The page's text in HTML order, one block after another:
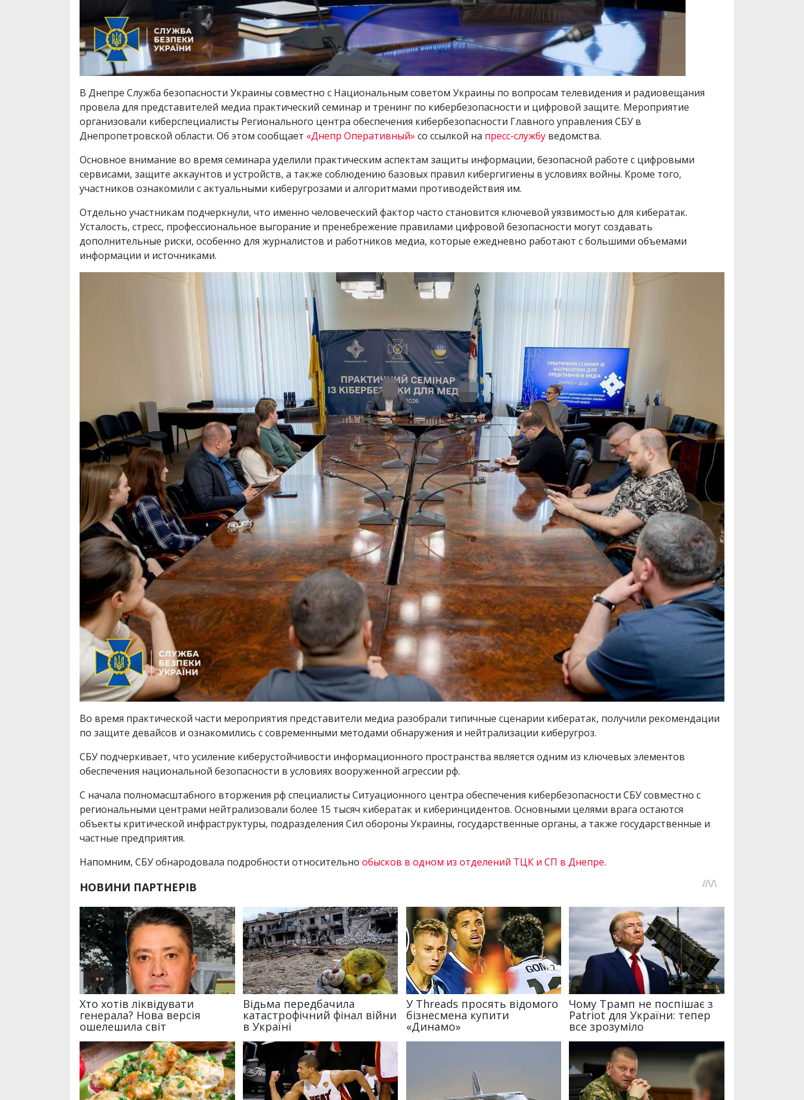
В Днепре Служба безопасности Украины совместно с Национальным советом Украины по вопросам телевидения и радиовещания
провела для представителей медиа практический семинар и тренинг по кибербезопасности и цифровой защите. Мероприятие
организовали киберспециалисты Регионального центра обеспечения кибербезопасности Главного управления СБУ в
Днепропетровской области. Об этом сообщает «Днепр Оперативный» со ссылкой на пресс-службу ведомства.
Основное внимание во время семинара уделили практическим аспектам защиты информации, безопасной работе с цифровыми
сервисами, защите аккаунтов и устройств, а также соблюдению базовых правил кибергигиены в условиях войны. Кроме того,
участников ознакомили с актуальными киберугрозами и алгоритмами противодействия им.
Отдельно участникам подчеркнули, что именно человеческий фактор часто становится ключевой уязвимостью для кибератак.
Усталость, стресс, профессиональное выгорание и пренебрежение правилами цифровой безопасности могут создавать
дополнительные риски, особенно для журналистов и работников медиа, которые ежедневно работают с большими объемами
информации и источниками.
Во время практической части мероприятия представители медиа разобрали типичные сценарии кибератак, получили рекомендации
по защите девайсов и ознакомились с современными методами обнаружения и нейтрализации киберугроз.
СБУ подчеркивает, что усиление киберустойчивости информационного пространства является одним из ключевых элементов
обеспечения национальной безопасности в условиях вооруженной агрессии рф.
С начала полномасштабного вторжения рф специалисты Ситуационного центра обеспечения кибербезопасности СБУ совместно с
региональными центрами нейтрализовали более 15 тысяч кибератак и киберинцидентов. Основными целями врага остаются
объекты критической инфраструктуры, подразделения Сил обороны Украины, государственные органы, а также государственные и
частные предприятия.
Напомним, СБУ обнародовала подробности относительно обысков в одном из отделений ТЦК и СП в Днепре.